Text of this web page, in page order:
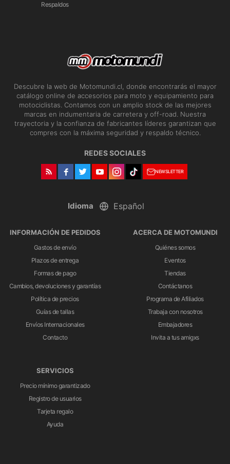
Respaldos
Descubre la web de Motomundi.cl, donde encontrarás el mayor
catálogo online de accesorios para moto y equipamiento para
motociclistas. Contamos con un amplio stock de las mejores
marcas en indumentaria de carretera y off-road. Nuestra
trayectoria y la confianza de fabricantes líderes garantizan que
compres con la máxima seguridad y respaldo técnico.
REDES SOCIALES
NEWSLETTER
Idioma
INFORMACIÓN DE PEDIDOS
Gastos de envío
Plazos de entrega
Formas de pago
Cambios, devoluciones y garantías
Política de precios
Guías de tallas
Envíos Internacionales
Contacto
ACERCA DE MOTOMUNDI
Quiénes somos
Eventos
Tiendas
Contáctanos
Programa de Afiliados
Trabaja con nosotros
Embajadores
Invita a tus amigxs
SERVICIOS
Precio mínimo garantizado
Registro de usuarios
Tarjeta regalo
Ayuda